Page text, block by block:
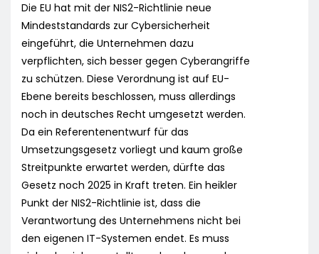
Die EU hat mit der NIS2-Richtlinie neue
Mindeststandards zur Cybersicherheit
eingeführt, die Unternehmen dazu
verpflichten, sich besser gegen Cyberangriffe
zu schützen. Diese Verordnung ist auf EU-
Ebene bereits beschlossen, muss allerdings
noch in deutsches Recht umgesetzt werden.
Da ein Referentenentwurf für das
Umsetzungsgesetz vorliegt und kaum große
Streitpunkte erwartet werden, dürfte das
Gesetz noch 2025 in Kraft treten. Ein heikler
Punkt der NIS2-Richtlinie ist, dass die
Verantwortung des Unternehmens nicht bei
den eigenen IT-Systemen endet. Es muss